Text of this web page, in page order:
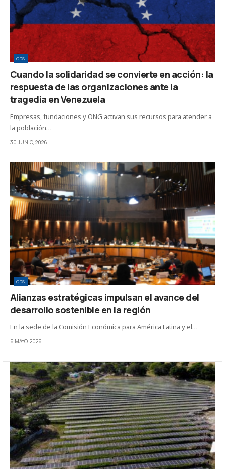
ODS
Cuando la solidaridad se convierte en acción: la
respuesta de las organizaciones ante la
tragedia en Venezuela
Empresas, fundaciones y ONG activan sus recursos para atender a
la población…
30 JUNIO, 2026
ODS
Alianzas estratégicas impulsan el avance del
desarrollo sostenible en la región
En la sede de la Comisión Económica para América Latina y el…
6 MAYO, 2026